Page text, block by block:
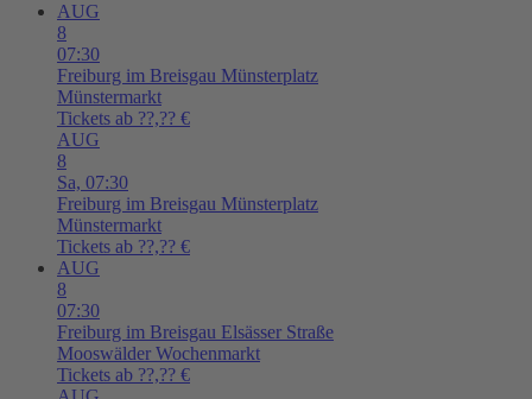
AUG
8
07:30
Freiburg im Breisgau Münsterplatz
Münstermarkt
Tickets ab ??,?? €
AUG
8
Sa, 07:30
Freiburg im Breisgau Münsterplatz
Münstermarkt
Tickets ab ??,?? €
AUG
8
07:30
Freiburg im Breisgau Elsässer Straße
Mooswälder Wochenmarkt
Tickets ab ??,?? €